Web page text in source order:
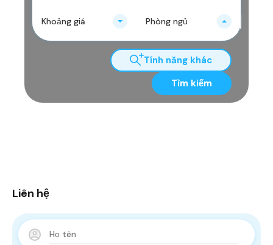
Khoảng giá Phòng ngủ
Tính năng khác
Tìm kiếm
Liên hệ